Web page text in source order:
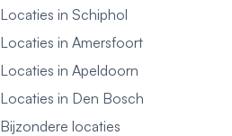
Locaties in Schiphol
Locaties in Amersfoort
Locaties in Apeldoorn
Locaties in Den Bosch
Bijzondere locaties